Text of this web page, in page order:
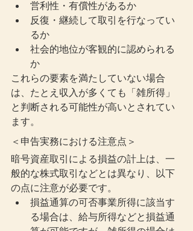
営利性・有償性があるか
反復・継続して取引を行なってい
るか
社会的地位が客観的に認められる
か
これらの要素を満たしていない場合
は、たとえ収入が多くても「雑所得」
と判断される可能性が高いとされてい
ます。
＜申告実務における注意点＞
暗号資産取引による損益の計上は、一
般的な株式取引などとは異なり、以下
の点に注意が必要です。
損益通算の可否事業所得に該当す
る場合は、給与所得などと損益通